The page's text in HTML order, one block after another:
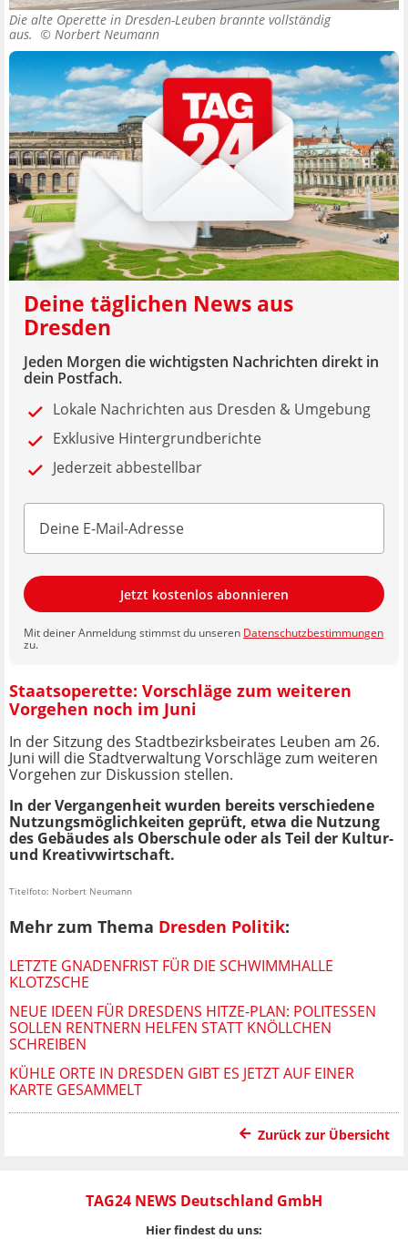
Die alte Operette in Dresden-Leuben brannte vollständig
aus. © Norbert Neumann
Deine täglichen News aus
Dresden
Jeden Morgen die wichtigsten Nachrichten direkt in
dein Postfach.
Lokale Nachrichten aus Dresden & Umgebung
Exklusive Hintergrundberichte
Jederzeit abbestellbar
Jetzt kostenlos abonnieren
Mit deiner Anmeldung stimmst du unseren Datenschutzbestimmungen
zu.
Staatsoperette: Vorschläge zum weiteren
Vorgehen noch im Juni
In der Sitzung des Stadtbezirksbeirates Leuben am 26.
Juni will die Stadtverwaltung Vorschläge zum weiteren
Vorgehen zur Diskussion stellen.
In der Vergangenheit wurden bereits verschiedene
Nutzungsmöglichkeiten geprüft, etwa die Nutzung
des Gebäudes als Oberschule oder als Teil der Kultur-
und Kreativwirtschaft.
Titelfoto: Norbert Neumann
Mehr zum Thema Dresden Politik:
LETZTE GNADENFRIST FÜR DIE SCHWIMMHALLE
KLOTZSCHE
NEUE IDEEN FÜR DRESDENS HITZE-PLAN: POLITESSEN
SOLLEN RENTNERN HELFEN STATT KNÖLLCHEN
SCHREIBEN
KÜHLE ORTE IN DRESDEN GIBT ES JETZT AUF EINER
KARTE GESAMMELT
Zurück zur Übersicht
TAG24 NEWS Deutschland GmbH
Hier findest du uns: